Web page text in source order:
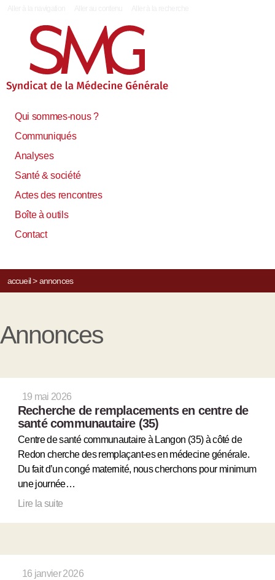
Qui sommes-nous ?
Communiqués
Analyses
Santé & société
Actes des rencontres
Boîte à outils
Contact
accueil> annonces
Annonces
19 mai 2026
Recherche de remplacements en centre de
santé communautaire (35)
Centre de santé communautaire à Langon (35) à côté de
Redon cherche des remplaçant-es en médecine générale.
Du fait d’un congé maternité, nous cherchons pour minimum
une journée…
Lire la suite
16 janvier 2026